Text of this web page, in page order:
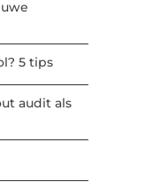
5 tips
audit als